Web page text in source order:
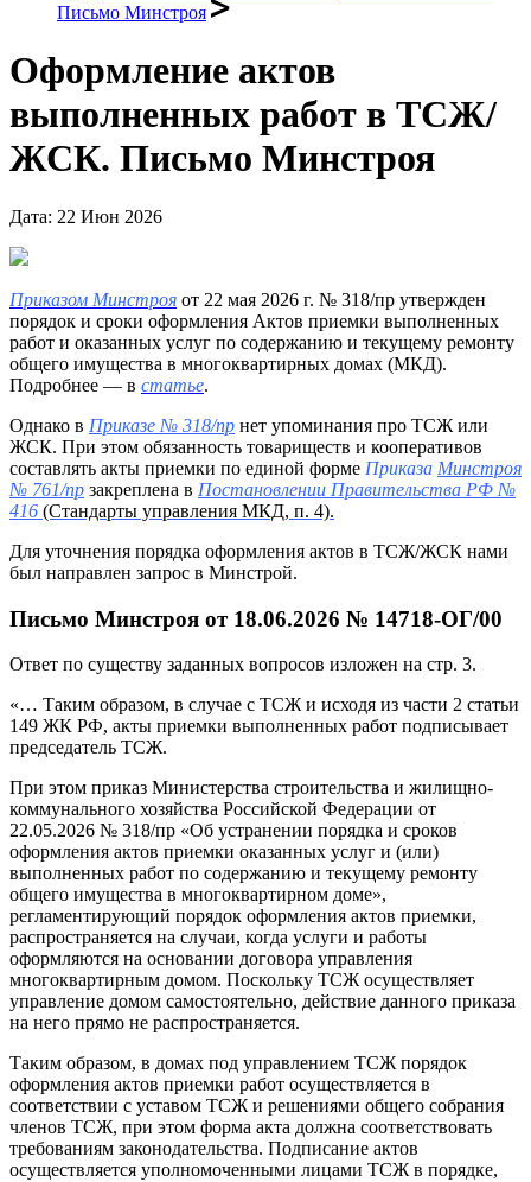
Письмо Минстроя
Оформление актов
выполненных работ в ТСЖ/
ЖСК. Письмо Минстроя
Дата: 22 Июн 2026
Приказом Минстроя от 22 мая 2026 г. № 318/пр утвержден
порядок и сроки оформления Актов приемки выполненных
работ и оказанных услуг по содержанию и текущему ремонту
общего имущества в многоквартирных домах (МКД).
Подробнее — в статье.
Однако в Приказе № 318/пр нет упоминания про ТСЖ или
ЖСК. При этом обязанность товариществ и кооперативов
составлять акты приемки по единой форме Приказа Минстроя
№ 761/пр закреплена в Постановлении Правительства РФ №
416 (Стандарты управления МКД, п. 4).
Для уточнения порядка оформления актов в ТСЖ/ЖСК нами
был направлен запрос в Минстрой.
Письмо Минстроя от 18.06.2026 № 14718-ОГ/00
Ответ по существу заданных вопросов изложен на стр. 3.
«… Таким образом, в случае с ТСЖ и исходя из части 2 статьи
149 ЖК РФ, акты приемки выполненных работ подписывает
председатель ТСЖ.
При этом приказ Министерства строительства и жилищно-
коммунального хозяйства Российской Федерации от
22.05.2026 № 318/пр «Об устранении порядка и сроков
оформления актов приемки оказанных услуг и (или)
выполненных работ по содержанию и текущему ремонту
общего имущества в многоквартирном доме»,
регламентирующий порядок оформления актов приемки,
распространяется на случаи, когда услуги и работы
оформляются на основании договора управления
многоквартирным домом. Поскольку ТСЖ осуществляет
управление домом самостоятельно, действие данного приказа
на него прямо не распространяется.
Таким образом, в домах под управлением ТСЖ порядок
оформления актов приемки работ осуществляется в
соответствии с уставом ТСЖ и решениями общего собрания
членов ТСЖ, при этом форма акта должна соответствовать
требованиям законодательства. Подписание актов
осуществляется уполномоченными лицами ТСЖ в порядке,